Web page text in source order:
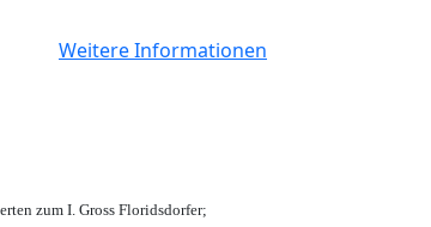
Weitere Informationen
zum I. Gross Floridsdorfer;